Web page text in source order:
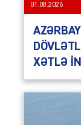
01.08.2026
XƏTLƏ